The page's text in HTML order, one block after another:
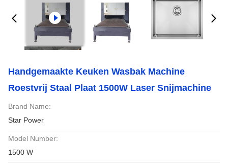
Handgemaakte Keuken Wasbak Machine
Roestvrij Staal Plaat 1500W Laser Snijmachine
Brand Name:
Star Power
Model Number:
1500 W